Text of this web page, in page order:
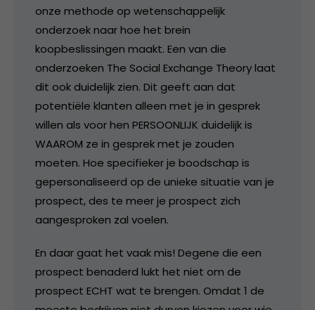
onze methode op wetenschappelijk
onderzoek naar hoe het brein
koopbeslissingen maakt. Een van die
onderzoeken The Social Exchange Theory laat
dit ook duidelijk zien. Dit geeft aan dat
potentiële klanten alleen met je in gesprek
willen als voor hen PERSOONLIJK duidelijk is
WAAROM ze in gesprek met je zouden
moeten. Hoe specifieker je boodschap is
gepersonaliseerd op de unieke situatie van je
prospect, des te meer je prospect zich
aangesproken zal voelen.
En daar gaat het vaak mis! Degene die een
prospect benaderd lukt het niet om de
prospect ECHT wat te brengen. Omdat 1 de